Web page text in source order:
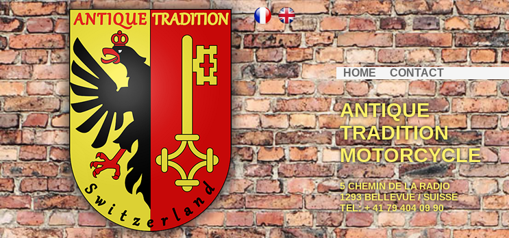
HOME CONTACT
ANTIQUE
TRADITION
MOTORCYCLE
5 CHEMIN DE LA RADIO
1293 BELLEVUE / SUISSE
TEL: + 41 79 404 09 90